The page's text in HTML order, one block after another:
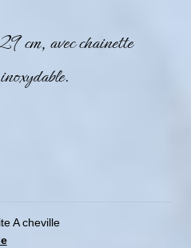
cm, avec chainette
A cheville